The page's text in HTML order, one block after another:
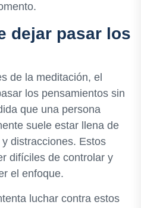
dejar pasar los
de la meditación, el
los pensamientos sin
que una persona
suele estar llena de
distracciones. Estos
difíciles de controlar y
el enfoque.
luchar contra estos